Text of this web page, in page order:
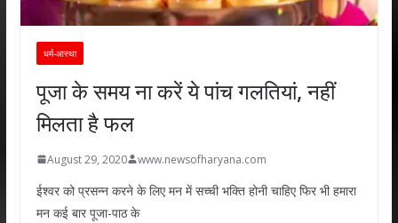
धर्म-आस्था
पूजा के समय ना करें ये पांच गलतियां, नहीं
मिलता है फल
August 29, 2020 www.newsofharyana.com
ईश्वर को प्रसन्न करने के लिए मन में सच्ची भक्ति होनी चाहिए फिर भी हमारा
मन कई बार पूजा-पाठ के